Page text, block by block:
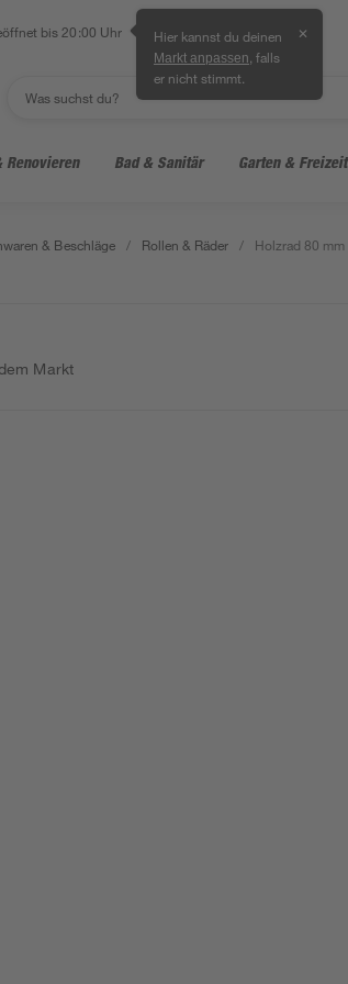
bis 20:00 Uhr Hier kannst du deinen
Markt anpassen , falls
er nicht stimmt.
✕
Renovieren Bad & Sanitär Garten & Freizeit
& Beschläge / Rollen & Räder / Holzrad 80 mm
Markt